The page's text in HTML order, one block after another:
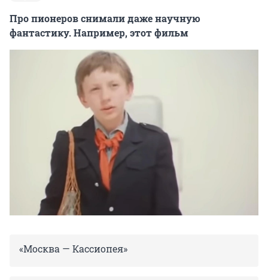
Про пионеров снимали даже научную
фантастику. Например, этот фильм
«Москва — Кассиопея»